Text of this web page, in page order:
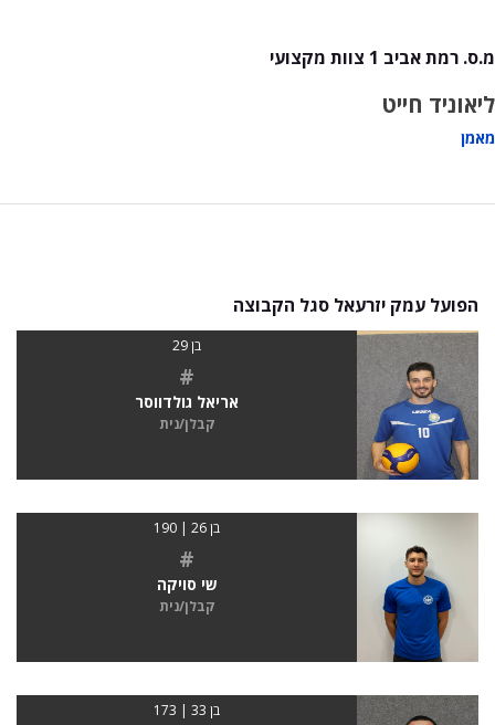
מ.ס. רמת אביב 1 צוות מקצועי
ליאוניד חייט
מאמן
הפועל עמק יזרעאל סגל הקבוצה
בן 29
#
אריאל גולדווסר
קבלן/נית
בן 26 | 190
#
שי סויקה
קבלן/נית
בן 33 | 173